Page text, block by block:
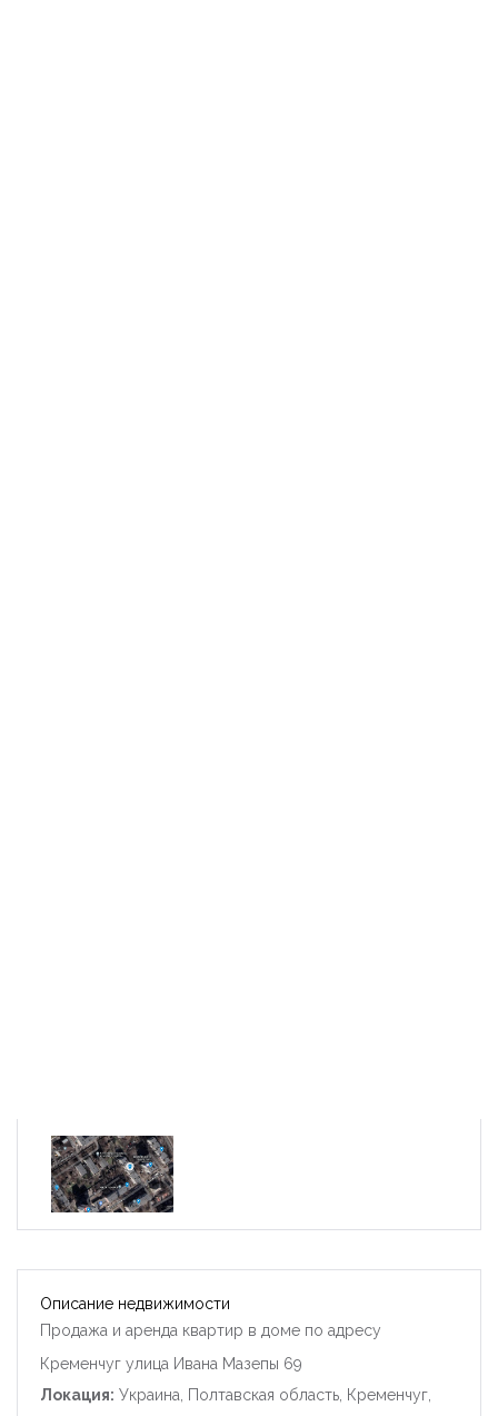
Описание недвижимости
Продажа и аренда квартир в доме по адресу
Кременчуг улица Ивана Мазепы 69
Локация: Украина, Полтавская область, Кременчуг,